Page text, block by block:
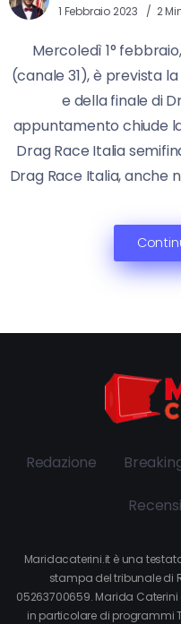
1 Febbraio 2023 2
Mercoledì 1°
(canale 31), è prevista
e della finale di
appuntamento chiude
Drag Race Italia
Drag Race Italia, anche
Redazione
Maridacaterini.it è una
stampa del tribunale di
05263700659. Marida
in particolare di programmi